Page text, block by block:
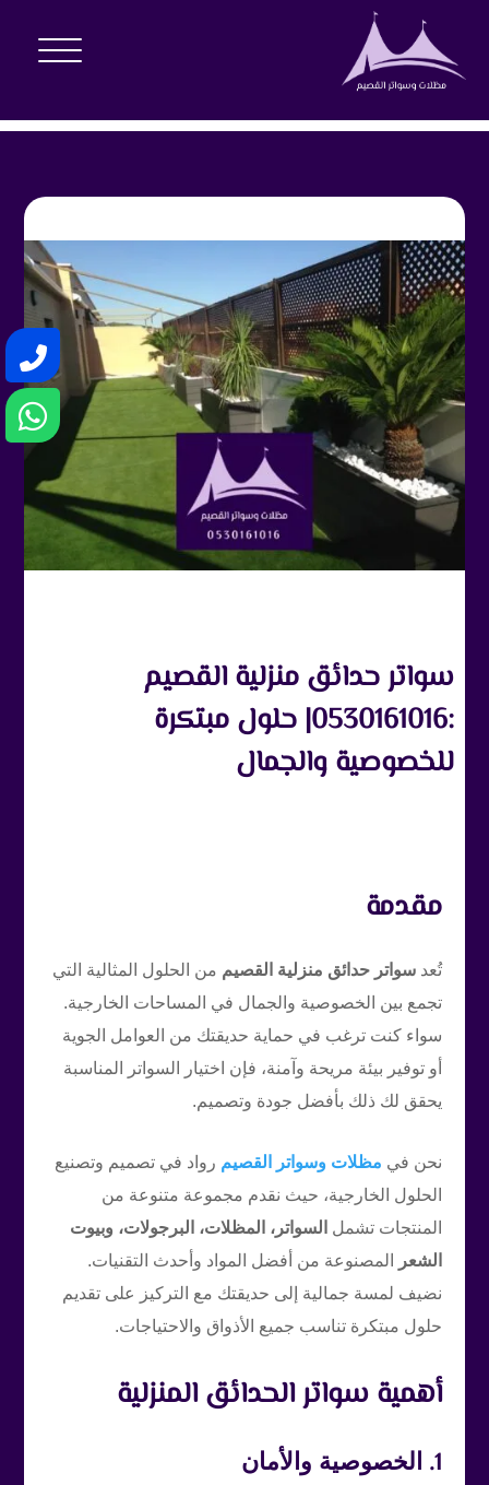
سواتر حدائق منزلية القصيم
:0530161016| حلول مبتكرة
للخصوصية والجمال
مقدمة
تُعد سواتر حدائق منزلية القصيم من الحلول المثالية التي
تجمع بين الخصوصية والجمال في المساحات الخارجية.
سواء كنت ترغب في حماية حديقتك من العوامل الجوية
أو توفير بيئة مريحة وآمنة، فإن اختيار السواتر المناسبة
يحقق لك ذلك بأفضل جودة وتصميم.
نحن في مظلات وسواتر القصيم رواد في تصميم وتصنيع
الحلول الخارجية، حيث نقدم مجموعة متنوعة من
المنتجات تشمل السواتر، المظلات، البرجولات، وبيوت
الشعر
المصنوعة من أفضل المواد وأحدث التقنيات.
نضيف لمسة جمالية إلى حديقتك مع التركيز على تقديم
حلول مبتكرة تناسب جميع الأذواق والاحتياجات.
أهمية سواتر الحدائق المنزلية
1. الخصوصية والأمان